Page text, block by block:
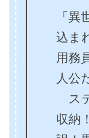
「
込ま
用務
人公
ス
収納